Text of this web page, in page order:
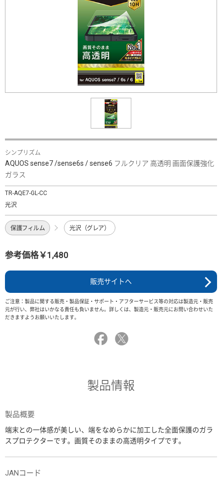
シンプリズム
AQUOS sense7 /sense6s / sense6 フルクリア 高透明 画面保護強化
ガラス
TR-AQE7-GL-CC
光沢
保護フィルム 光沢（グレア）
参考価格￥1,480
販売サイトへ
ご注意：製品に関する販売・製品保証・サポート・アフターサービス等の対応は製造元・販売
元が行い、弊社はいかなる責任も負いません。詳しくは、製造元・販売元にお問い合わせいた
だきますようお願いいたします。
製品情報
製品概要
端末との一体感が美しい、端をなめらかに加工した全面保護のガラ
スプロテクターです。画質そのままの高透明タイプです。
JANコード